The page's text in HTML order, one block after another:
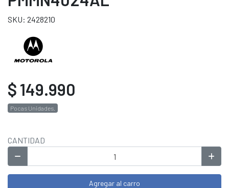
SKU: 2428210
$ 149.990
Pocas Unidades.
CANTIDAD
Agregar al carro